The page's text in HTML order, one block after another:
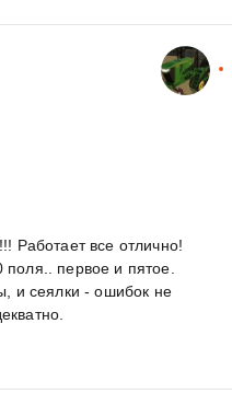
Работает все отлично!
первое и пятое.
и сеялки - ошибок не